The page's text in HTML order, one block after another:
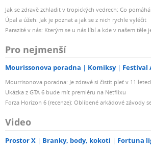
Jak se zdravě zchladit v tropických vedrech: Co
Úpal a úžeh: Jak je poznat a jak se z nich rychle vyléčit
Parazité v nás: Kterým se u nás líbí a kde v našem těle
Pro nejmenší
Mourissonova poradna Komiksy Festival
Mourrisonova poradna: Je zdravé si čistit pleť v 11
Ukázka z GTA 6 bude mít premiéru na Netflixu
Forza Horizon 6 (recenze): Oblíbené arkádové závody
Video
Prostor X Branky, body, kokoti Fortuna